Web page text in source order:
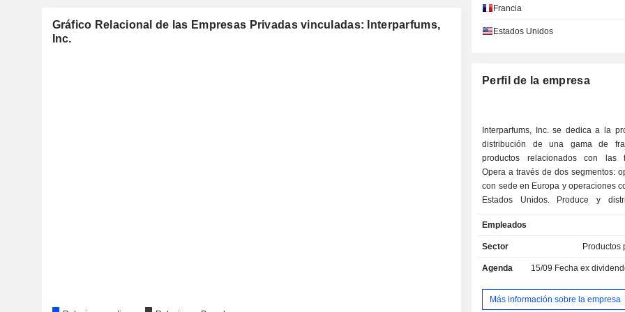
Gráfico Relacional de las Empresas Privadas vinculadas: Interparfums,
Inc.
Francia
Estados Unidos
Perfil de la empresa
Interparfums, Inc. se dedica a la
distribución de una gama de
productos relacionados con las
Opera a través de dos segmentos:
con sede en Europa y operaciones
Estados Unidos. Produce y
de licencia con los propietarios de
comercializa dichos productos a
Cuenta con una cartera de marcas
Kate Spade, Lacoste, Lanvin,
Empleados
Sector Productos
Agenda 15/09 Fecha ex dividendo
Más información sobre la empresa